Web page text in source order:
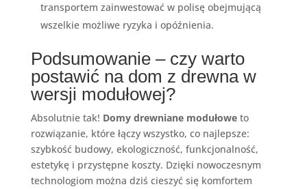
transportem zainwestować w polisę obejmującą
wszelkie możliwe ryzyka i opóźnienia.
Podsumowanie – czy warto
postawić na dom z drewna w
wersji modułowej?
Absolutnie tak! Domy drewniane modułoweto
rozwiązanie, które łączy wszystko, co najlepsze:
szybkość budowy, ekologiczność, funkcjonalność,
estetykę i przystępne koszty. Dzięki nowoczesnym
technologiom można dziś cieszyć się komfortem